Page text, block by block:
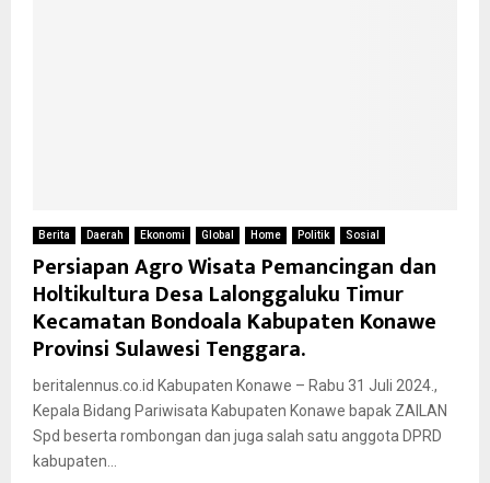
Berita Daerah Ekonomi Global Home Politik Sosial
Persiapan Agro Wisata Pemancingan dan
Holtikultura Desa Lalonggaluku Timur
Kecamatan Bondoala Kabupaten Konawe
Provinsi Sulawesi Tenggara.
beritalennus.co.id Kabupaten Konawe – Rabu 31 Juli 2024.,
Kepala Bidang Pariwisata Kabupaten Konawe bapak ZAILAN
Spd beserta rombongan dan juga salah satu anggota DPRD
kabupaten...